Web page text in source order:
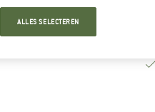
ALLES SELECTEREN